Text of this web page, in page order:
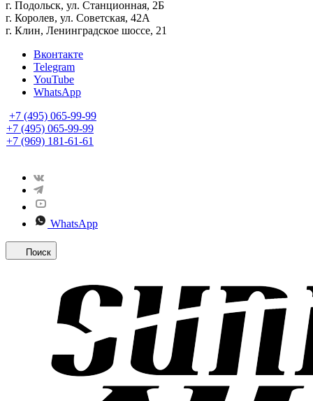
г. Подольск, ул. Станционная, 2Б
г. Королев, ул. Советская, 42А
г. Клин, Ленинградское шоссе, 21
Вконтакте
Telegram
YouTube
WhatsApp
+7 (495) 065-99-99
+7 (495) 065-99-99
+7 (969) 181-61-61
WhatsApp
Поиск